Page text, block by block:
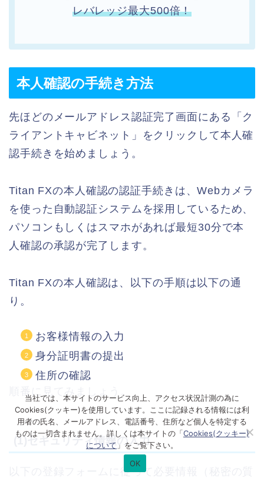
レバレッジ最大500倍！
本人確認の手続き方法
先ほどのメールアドレス認証完了画面にある「ク
ライアントキャビネット」をクリックして本人確
認手続きを始めましょう。
Titan FXの本人確認の認証手続きは、Webカメラ
を使った自動認証システムを採用しているため、
パソコンもしくはスマホがあれば最短30分で本
人確認の承認が完了します。
Titan FXの本人確認は、以下の手順は以下の通
り。
お客様情報の入力
身分証明書の提出
住所の確認
(1)セキュリティ情報の入力
以下の登録フォームに従って必要情報（秘密の質
当社では、本サイトのサービス向上、アクセス状況計測の為に
Cookies(クッキー)を使用しています。ここに記録される情報には利
用者の氏名、メールアドレス、電話番号、住所など個人を特定する
ものは一切含まれません。詳しくは本サイトの「Cookies(クッキー)
について 」をご覧下さい。
OK